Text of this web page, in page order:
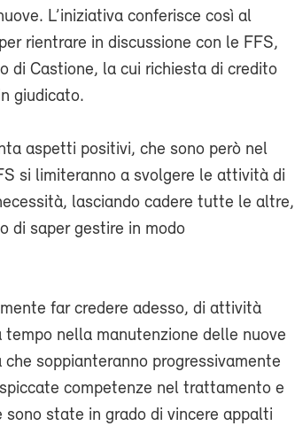
L’iniziativa conferisce così al
rientrare in discussione con le FFS,
di Castione, la cui richiesta di credito
giudicato.
aspetti positivi, che sono però nel
si limiteranno a svolgere le attività di
lasciando cadere tutte le altre,
di saper gestire in modo
far credere adesso, di attività
nella manutenzione delle nuove
soppianteranno progressivamente
competenze nel trattamento e
state in grado di vincere appalti